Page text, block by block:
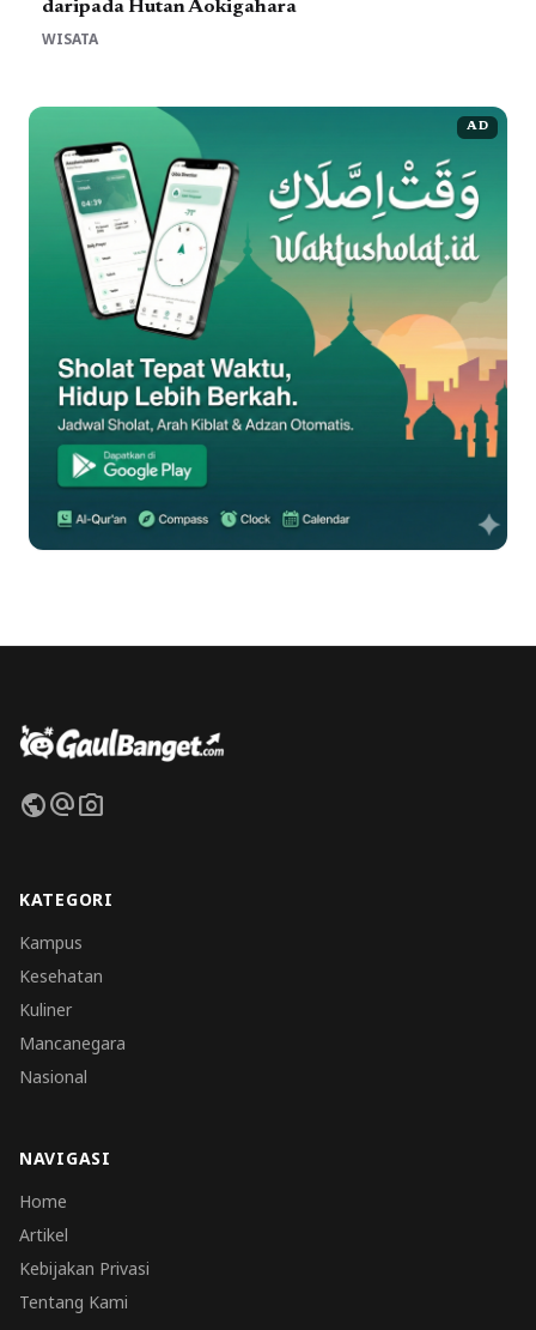
daripada Hutan Aokigahara
WISATA
AD
publicalternate_emailphoto_camera
KATEGORI
Kampus
Kesehatan
Kuliner
Mancanegara
Nasional
NAVIGASI
Home
Artikel
Kebijakan Privasi
Tentang Kami